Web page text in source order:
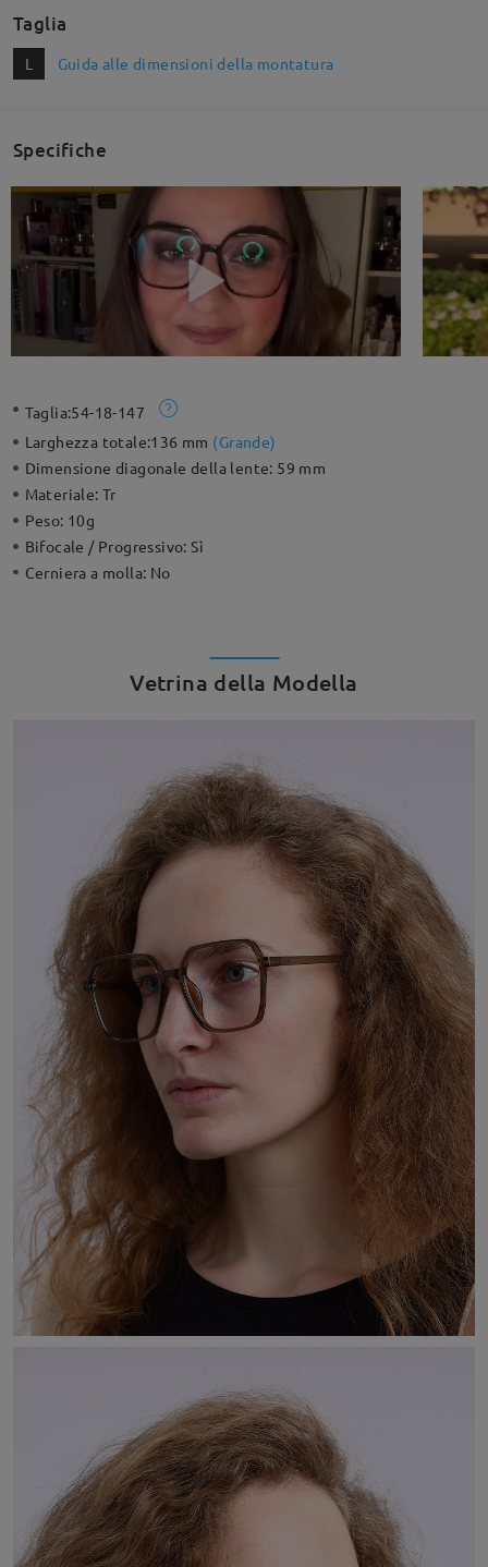
Taglia
L Guida alle dimensioni della montatura
Specifiche
Taglia:54-18-147
Larghezza totale:136 mm (Grande)
Dimensione diagonale della lente: 59 mm
Materiale:Tr
Peso: 10g
Bifocale / Progressivo:Sì
Cerniera a molla: No
Vetrina della Modella